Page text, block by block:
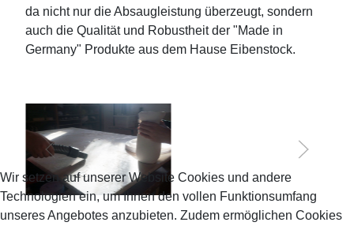
da nicht nur die Absaugleistung überzeugt, sondern
auch die Qualität und Robustheit der "Made in
Germany" Produkte aus dem Hause Eibenstock.
Wir setzen auf unserer Website Cookies und andere
Technologien ein, um Ihnen den vollen Funktionsumfang
unseres Angebotes anzubieten. Zudem ermöglichen Cookies